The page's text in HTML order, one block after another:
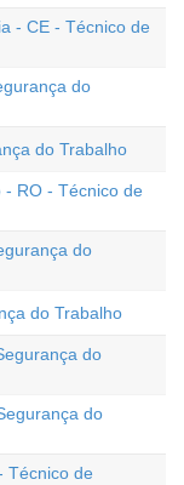
- CE - Técnico de
do
do Trabalho
- RO - Técnico de
do
do Trabalho
do
do
Técnico de